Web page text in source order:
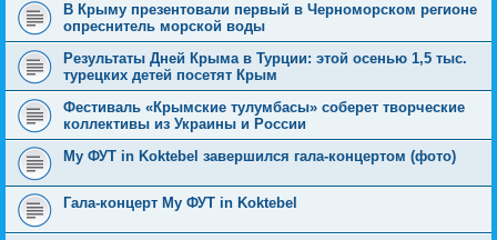
В Крыму презентовали первый в Черноморском регионе
опреснитель морской воды
Результаты Дней Крыма в Турции: этой осенью 1,5 тыс.
турецких детей посетят Крым
Фестиваль «Крымские тулумбасы» соберет творческие
коллективы из Украины и России
Му ФУТ in Koktebel завершился гала-концертом (фото)
Гала-концерт Му ФУТ in Koktebel